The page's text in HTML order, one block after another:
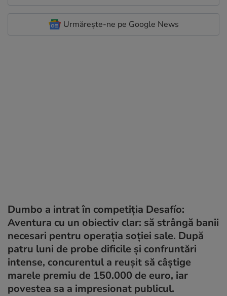
Urmărește-ne pe Google News
Dumbo a intrat în competiția Desafío:
Aventura cu un obiectiv clar: să strângă banii
necesari pentru operația soției sale. După
patru luni de probe dificile și confruntări
intense, concurentul a reușit să câștige
marele premiu de 150.000 de euro, iar
povestea sa a impresionat publicul.